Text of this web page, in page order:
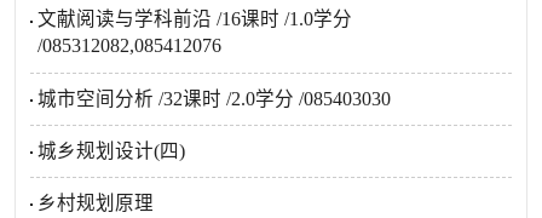
文献阅读与学科前沿 /16课时 /1.0学分
/085312082,085412076
城市空间分析 /32课时 /2.0学分 /085403030
城乡规划设计(四)
乡村规划原理